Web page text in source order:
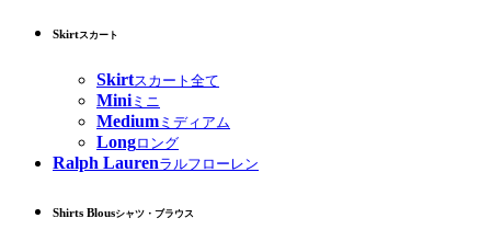
Skirtスカート
Skirtスカート全て
Miniミニ
Medium ミディアム
Longロング
Ralph Laurenラルフローレン
Shirts Blousシャツ・ブラウス